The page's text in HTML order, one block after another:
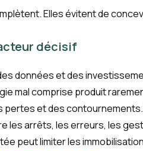
Elles évitent de
décisif
données et des
mal comprise produit
et des
les arrêts, les erreurs, les
peut limiter les